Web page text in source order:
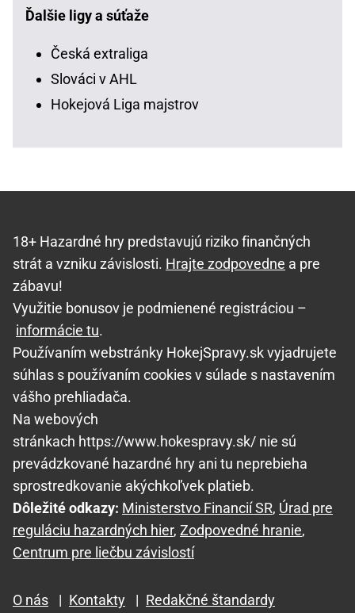
Ďalšie ligy a súťaže
Česká extraliga
Slováci v AHL
Hokejová Liga majstrov
18+ Hazardné hry predstavujú riziko finančných
strát a vzniku závislosti. Hrajte zodpovedne a pre
zábavu!
Využitie bonusov je podmienené registráciou –
informácie tu.
Používaním webstránky HokejSpravy.sk vyjadrujete
súhlas s používaním cookies v súlade s nastavením
vášho prehliadača.
Na webových
stránkach https://www.hokespravy.sk/ nie sú
prevádzkované hazardné hry ani tu neprebieha
sprostredkovanie akýchkoľvek platieb.
Dôležité odkazy: Ministerstvo Financií SR, Úrad pre
reguláciu hazardných hier, Zodpovedné hranie,
Centrum pre liečbu závislostí
O nás | Kontakty | Redakčné štandardy